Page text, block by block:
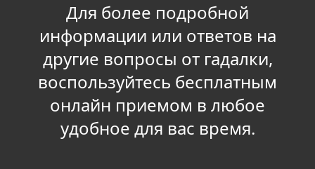
Для более подробной
информации или ответов на
другие вопросы от гадалки,
воспользуйтесь бесплатным
онлайн приемом в любое
удобное для вас время.